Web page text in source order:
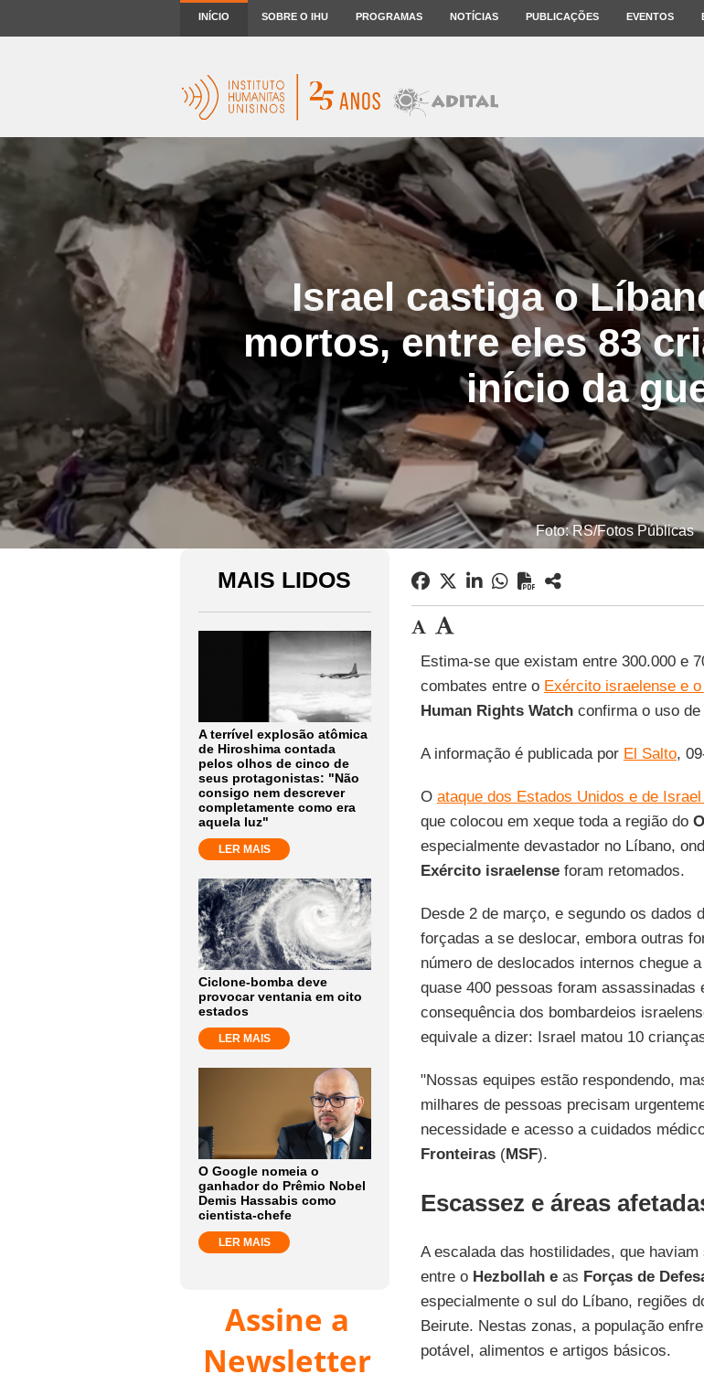
INÍCIO SOBRE O IHU PROGRAMAS NOTÍCIAS PUBLICAÇÕES EVENTOS
Israel castiga o
mortos, entre eles 83
início da
Foto: RS/Fotos Públicas
MAIS LIDOS
A terrível explosão atômica
de Hiroshima contada
pelos olhos de cinco de
seus protagonistas: "Não
consigo nem descrever
completamente como era
aquela luz"
LER MAIS
Ciclone-bomba deve
provocar ventania em oito
estados
LER MAIS
O Google nomeia o
ganhador do Prêmio Nobel
Demis Hassabis como
cientista-chefe
LER MAIS
Assine a
Newsletter
Estima-se que existam entre 300.000 e
combates entre o Exército israelense e
Human Rights Watchconfirma o uso de
A informação é publicada por El Salto,
O ataque dos Estados Unidos e de
que colocou em xeque toda a região do
especialmente devastador no Líbano,
Exército israelenseforam retomados.
Desde 2 de março, e segundo os dados
forçadas a se deslocar, embora outras
número de deslocados internos chegue
quase 400 pessoas foram
consequência dos bombardeios
equivale a dizer: Israel matou 10
"Nossas equipes estão respondendo,
milhares de pessoas precisam
necessidade e acesso a cuidados
Fronteiras(MSF).
Escassez e áreas
A escalada das hostilidades, que
entre o Hezbollah eas Forças de
especialmente o sul do Líbano, regiões
Beirute. Nestas zonas, a população
potável, alimentos e artigos básicos.